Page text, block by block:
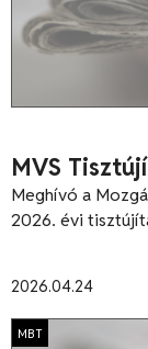
MVS
2026.04.24
Meghívó a
2026. évi
MBT